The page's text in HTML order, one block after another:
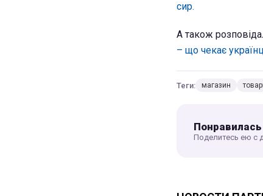
сир.
А також
– що чекає
Теги: магазин
Поделитесь ею с